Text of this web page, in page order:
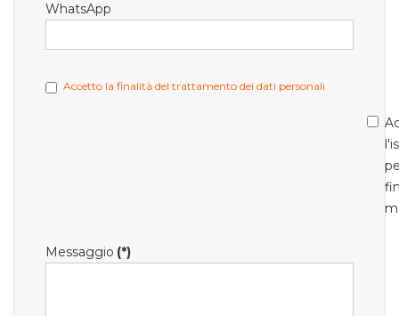
WhatsApp
Accetto la finalità del trattamento dei dati personali
Messaggio (*)